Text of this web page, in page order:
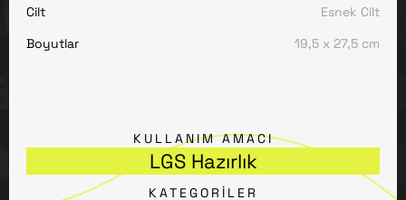
Cilt
Esnek Cilt
Boyutlar
19,5 x 27,5 cm
KULLANIM AMACI
LGS Hazırlık
KATEGORİLER